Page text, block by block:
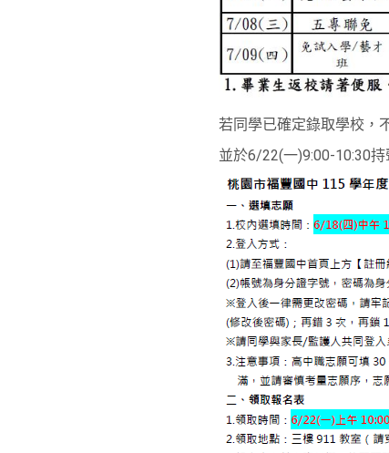
若同學已確定錄取學校，
並於6/22(一)9:00-10:30